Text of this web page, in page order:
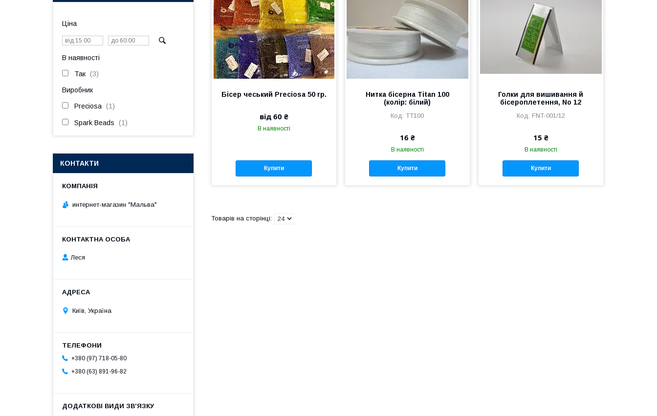
Бісер чеський Preciosa 50 гр.
від 60 ₴
В наявності
Купити
Нитка бісерна Titan 100
(колір: білий)
TT100
16 ₴
В наявності
Купити
Голки для вишивання й
бісероплетення, No 12
FNT-001/12
15 ₴
В наявності
Купити
Ціна
В наявності
Так 3
Виробник
Preciosa 1
Spark Beads 1
КОНТАКТИ
интернет-магазин "Мальва"
Леся
Київ, Україна
+380 (97) 718-05-80
+380 (63) 891-96-82